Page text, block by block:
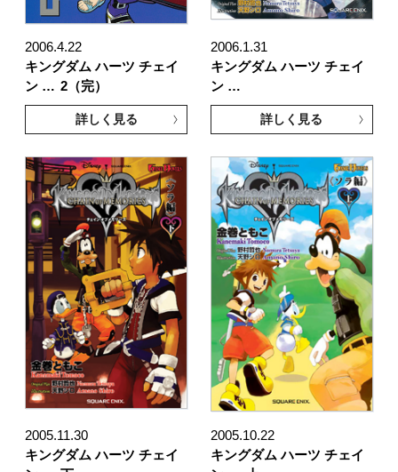
2006.4.22
キングダム ハーツ チェイ
ン … 2（完）
詳しく見る
2006.1.31
キングダム ハーツ チェイ
ン …
詳しく見る
2005.11.30
キングダム ハーツ チェイ
2005.10.22
キングダム ハーツ チェイ